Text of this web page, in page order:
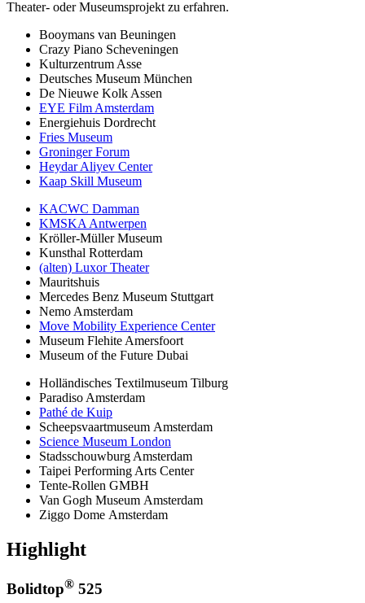
Theater- oder Museumsprojekt zu erfahren.
Booymans van Beuningen
Crazy Piano Scheveningen
Kulturzentrum Asse
Deutsches Museum München
De Nieuwe Kolk Assen
EYE Film Amsterdam
Energiehuis Dordrecht
Fries Museum
Groninger Forum
Heydar Aliyev Center
Kaap Skill Museum
KACWC Damman
KMSKA Antwerpen
Kröller-Müller Museum
Kunsthal Rotterdam
(alten) Luxor Theater
Mauritshuis
Mercedes Benz Museum Stuttgart
Nemo Amsterdam
Move Mobility Experience Center
Museum Flehite Amersfoort
Museum of the Future Dubai
Holländisches Textilmuseum Tilburg
Paradiso Amsterdam
Pathé de Kuip
Scheepsvaartmuseum Amsterdam
Science Museum London
Stadsschouwburg Amsterdam
Taipei Performing Arts Center
Tente-Rollen GMBH
Van Gogh Museum Amsterdam
Ziggo Dome Amsterdam
Highlight
Bolidtop® 525